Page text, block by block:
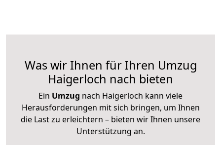
Was wir Ihnen für Ihren Umzug
Haigerloch nach bieten
Ein Umzug nach Haigerloch kann viele
Herausforderungen mit sich bringen, um Ihnen
die Last zu erleichtern – bieten wir Ihnen unsere
Unterstützung an.